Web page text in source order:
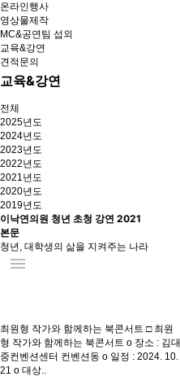
온라인행사
영상물제작
MC&공연팀 섭외
교육&강연
견적문의
교육&강연
전체
2025년도
2024년도
2023년도
2022년도
2021년도
2020년도
2019년도
이낙연의원 청년 초청 강연 2021
본문
청년, 대학생의 삶을 지켜주는 나라
menu
최원형 작가와 함께하는 북콘서트 □ 최원
형 작가와 함께하는 북콘서트 o 장소 : 김대
중컨벤션센터 컨벤션동 o 일정 : 2024. 10.
21 o 대상..